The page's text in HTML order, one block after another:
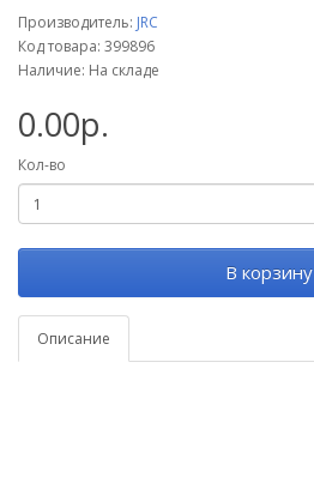
Производитель: JRC
Код товара: 399896
Наличие: На складе
0.00р.
Кол-во
В корзину
Описание